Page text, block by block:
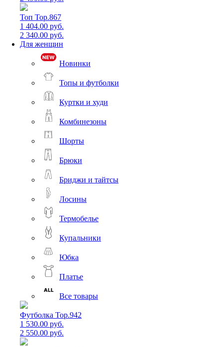
Топ Top.867
1 404.00 руб.
2 340.00 руб.
Для женщин
Новинки
Топы и футболки
Куртки и худи
Комбинезоны
Шорты
Брюки
Бриджи и тайтсы
Лосины
Термобелье
Купальники
Юбка
Платье
Все товары
Футболка Top.942
1 530.00 руб.
2 550.00 руб.